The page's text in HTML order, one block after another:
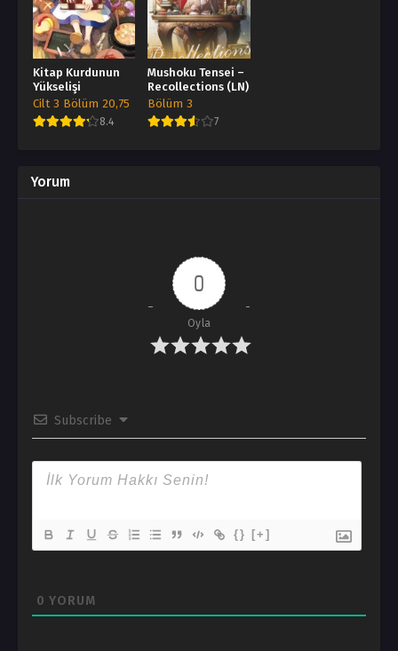
Kitap Kurdunun
Yükselişi
Cilt 3 Bölüm 20,75
8.4
Mushoku Tensei –
Recollections (LN)
Bölüm 3
7
Yorum
0
Oyla
Subscribe
{} [+]
0 YORUM